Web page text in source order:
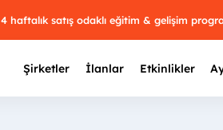
4 haftalık satış odaklı eğitim & gelişim
Şirketler İlanlar Etkinlikler